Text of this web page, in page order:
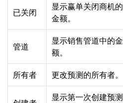
已关闭
显示赢单关闭商机的
金额。
管道
显示销售管道中的金
额。
所有者 更改预测的所有者。
显示第一次创建预测